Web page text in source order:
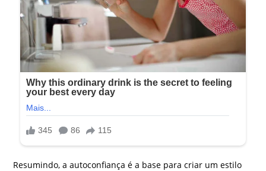
Resumindo, a autoconfiança é a base para criar um estilo